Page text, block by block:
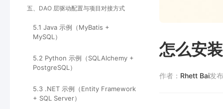
五、DAO 层驱动配置与项目对接方式
5.1 Java 示例（MyBatis +
MySQL）
5.2 Python 示例（SQLAlchemy +
PostgreSQL）
5.3 .NET 示例（Entity Framework
+ SQL Server）
怎么安
作者： Rhett Bai发